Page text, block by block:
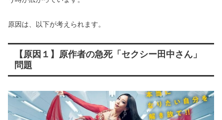
原因は、以下が考えられます。
【原因１】原作者の急死「セクシー田中さん」
問題